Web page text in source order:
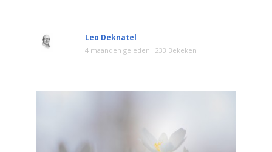
Leo Deknatel
4 maanden geleden 233 Bekeken